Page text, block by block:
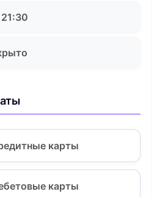
карты
карты